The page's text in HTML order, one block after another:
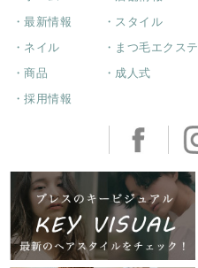
・最新情報 ・スタイル
・ネイル ・まつ毛エクステ
・商品 ・成人式
・採用情報